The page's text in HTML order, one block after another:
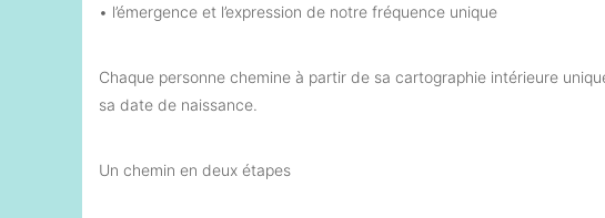
• l’émergence et l’expression de notre fréquence unique
Chaque personne chemine à partir de sa cartographie intérieure
sa date de naissance.
Un chemin en deux étapes